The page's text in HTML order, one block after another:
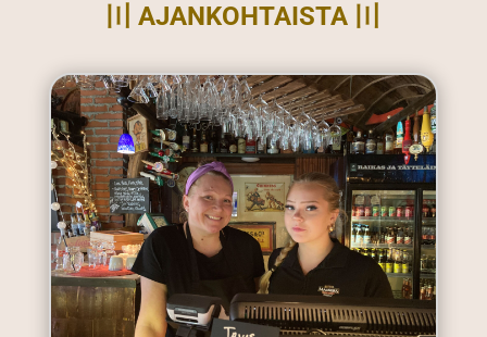
〣 AJANKOHTAISTA 〣